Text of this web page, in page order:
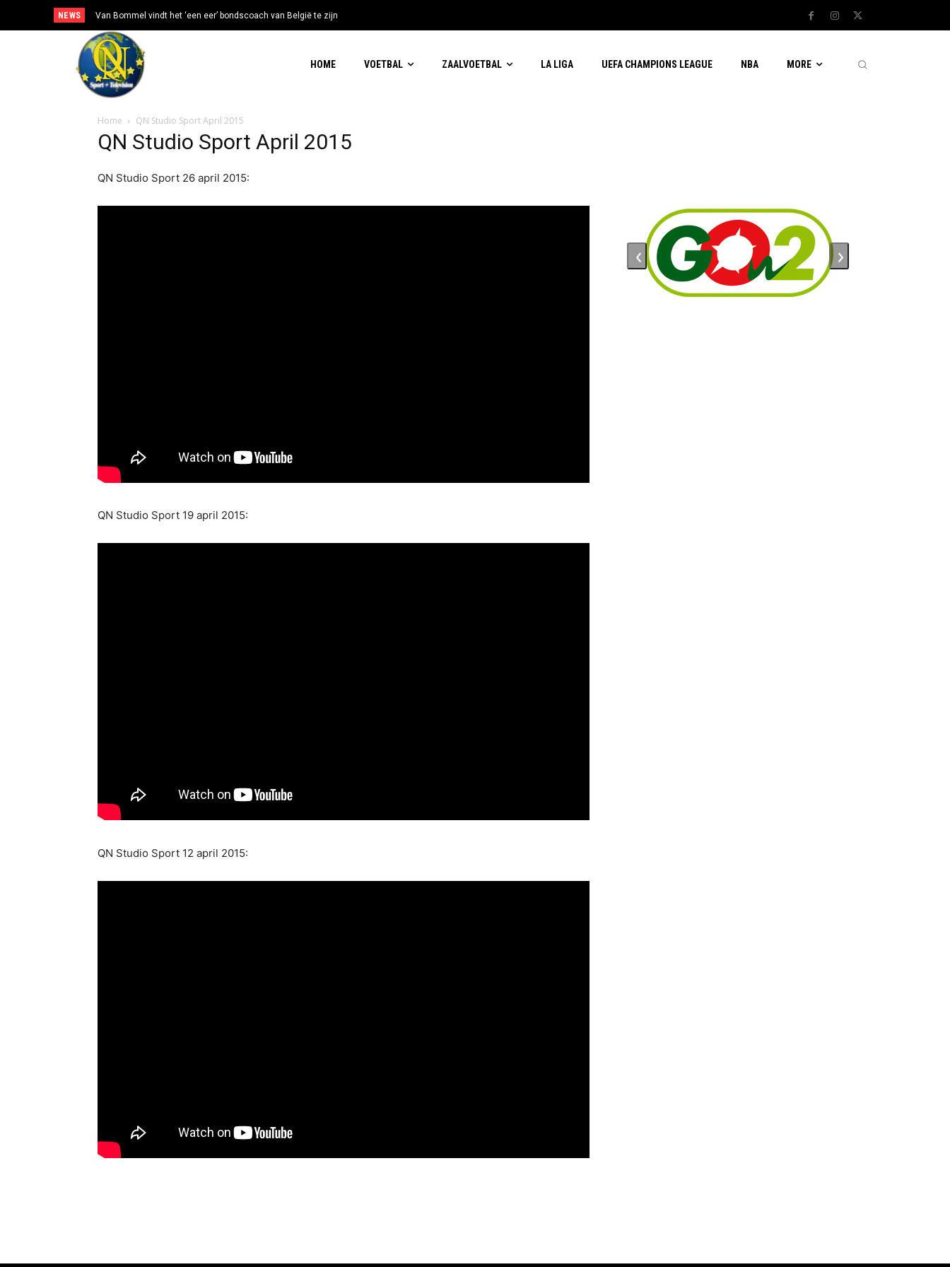
NEWS Van Bommel vindt het ‘een eer’ bondscoach van België te zijn
HOME VOETBAL ZAALVOETBAL LA LIGA UEFA CHAMPIONS LEAGUE NBA MORE
Home QN Studio Sport April 2015
QN Studio Sport April 2015
QN Studio Sport 26 april 2015:
QN Studio Sport 19 april 2015:
QN Studio Sport 12 april 2015:
‹ ›